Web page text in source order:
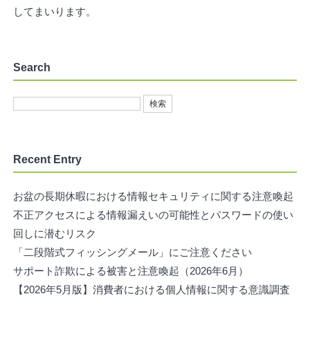
してまいります。
Search
Recent Entry
お盆の長期休暇における情報セキュリティに関する注意喚起
不正アクセスによる情報漏えいの可能性とパスワードの使い
回しに潜むリスク
「二段階式フィッシングメール」にご注意ください
サポート詐欺による被害と注意喚起（2026年6月）
【2026年5月版】消費者における個人情報に関する意識調査